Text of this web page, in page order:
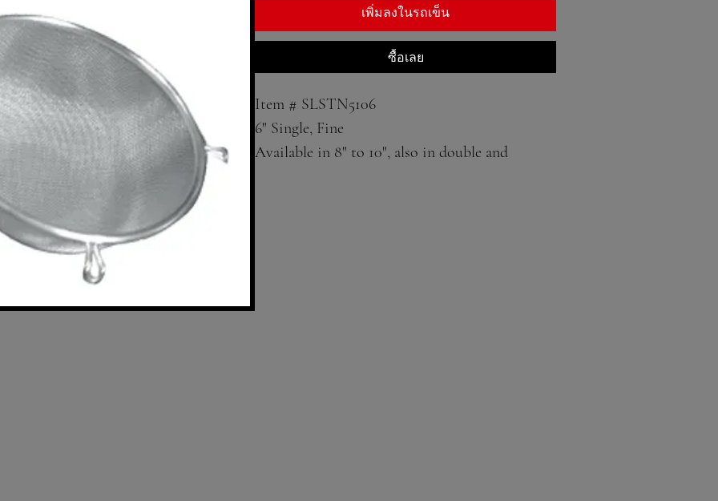
เพิ่มลงในรถเข็น
ซื้อเลย
Item # SLSTN5106
6" Single, Fine
Available in 8" to 10", also in double and